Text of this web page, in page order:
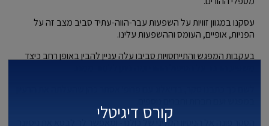
עסקנו במגוון זוויות על השפעות עבר-הווה-עתיד סביב מצב זה על
הפניות, אופיים, העומס וההשפעות עלינו.
בעקבות המפגש והתייחסויות סביבו עלה עניין להבין באופן רחב כיצד
הסקר פונה אל הניסיון הקליני של כולנו - ומאפשר לך לבטא את ניסיונך
קורס דיגיטלי